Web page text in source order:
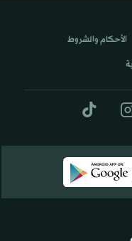
الأحكام والشروط